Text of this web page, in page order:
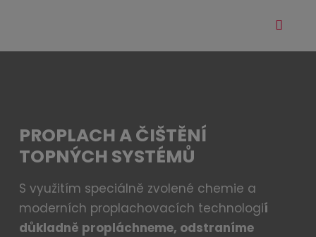
PROPLACH A ČIŠTĚNÍ
TOPNÝCH SYSTÉMŮ
S využitím speciálně zvolené chemie a
moderních proplachovacích technologií
důkladně propláchneme, odstraníme